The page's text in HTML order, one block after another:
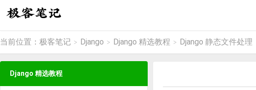
当前位置： 极客笔记 > Django > Django 精选教程 > Django 静态文件处理
Django 精选教程